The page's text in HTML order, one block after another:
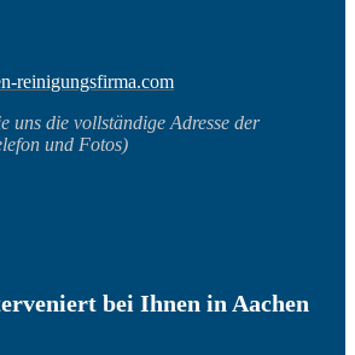
reinigungsfirma.com
uns die vollständige Adresse der
und Fotos)
bei Ihnen in Aachen